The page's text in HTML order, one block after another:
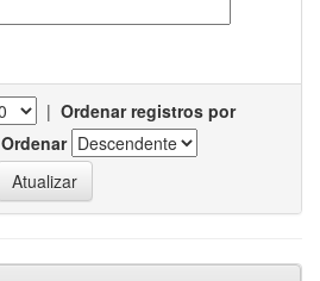
| Ordenar registros por
Ordenar